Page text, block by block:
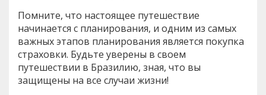
Помните, что настоящее путешествие
начинается с планирования, и одним из самых
важных этапов планирования является покупка
страховки. Будьте уверены в своем
путешествии в Бразилию, зная, что вы
защищены на все случаи жизни!